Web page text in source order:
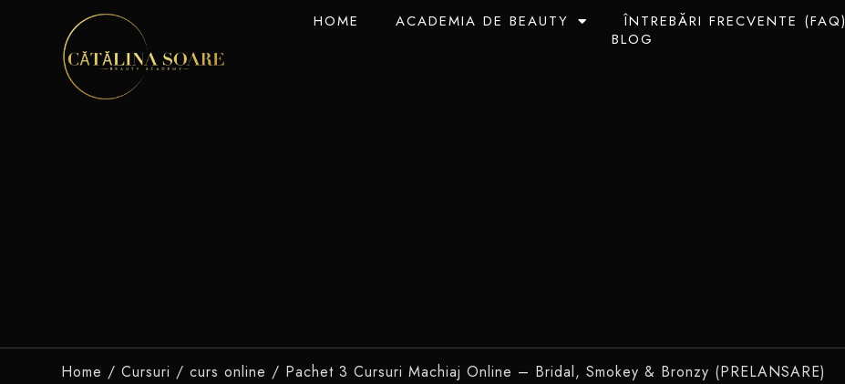
HOME ACADEMIA DE BEAUTY ÎNTREBĂRI FRECVENTE (FAQ)
BLOG
Home /Cursuri /curs online / Pachet 3 Cursuri Machiaj Online – Bridal, Smokey & Bronzy (PRELANSARE)